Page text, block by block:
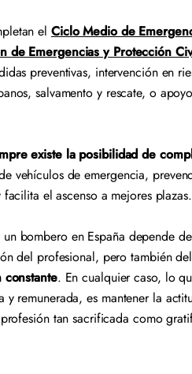
el Ciclo Medio de
de Emergencias y Protección
preventivas, intervención en
salvamento y rescate, o
existe la posibilidad de
vehículos de emergencia,
el ascenso a mejores plazas.
un bombero en España depende
del profesional, pero también del
. En cualquier caso, lo
y remunerada, es mantener la
tan sacrificada como